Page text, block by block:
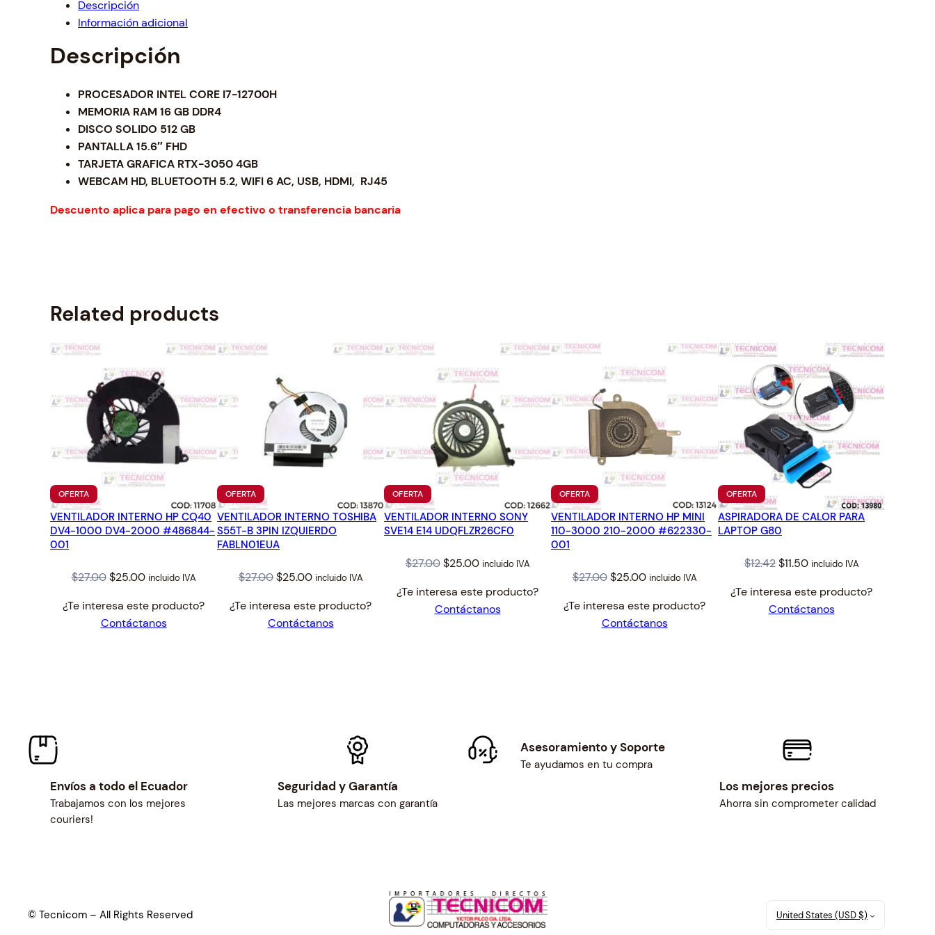
Descripción
Información adicional
Descripción
PROCESADOR INTEL CORE I7-12700H
MEMORIA RAM 16 GB DDR4
DISCO SOLIDO 512 GB
PANTALLA 15.6″ FHD
TARJETA GRAFICA RTX-3050 4GB
WEBCAM HD, BLUETOOTH 5.2, WIFI 6 AC, USB, HDMI, RJ45
Descuento aplica para pago en efectivo o transferencia bancaria
Related products
OFERTAPRODUCTO
EN
OFERTA
VENTILADOR INTERNO HP CQ40
DV4-1000 DV4-2000 #486844-
001
$27.00 Original
was:
$27.00.
$25.00Current
is:
$25.00.
incluido IVA
¿Te interesa este producto?
Contáctanos
OFERTAPRODUCTO
EN
OFERTA
VENTILADOR INTERNO TOSHIBA
S55T-B 3PIN IZQUIERDO
FABLN01EUA
$27.00 Original
was:
$27.00.
$25.00Current
is:
$25.00.
incluido IVA
¿Te interesa este producto?
Contáctanos
OFERTAPRODUCTO
EN
OFERTA
VENTILADOR INTERNO SONY
SVE14 E14 UDQFLZR26CF0
$27.00 Original
was:
$27.00.
$25.00Current
is:
$25.00.
incluido IVA
¿Te interesa este producto?
Contáctanos
OFERTAPRODUCTO
EN
OFERTA
VENTILADOR INTERNO HP MINI
110-3000 210-2000 #622330-
001
$27.00 Original
was:
$27.00.
$25.00Current
is:
$25.00.
incluido IVA
¿Te interesa este producto?
Contáctanos
OFERTAPRODUCTO
EN
OFERTA
ASPIRADORA DE CALOR PARA
LAPTOP G80
$12.42 Original
was:
$12.42.
$11.50Current
is:
$11.50.
incluido IVA
¿Te interesa este producto?
Contáctanos
Envíos a todo el Ecuador
Trabajamos con los mejores
couriers!
Seguridad y Garantía
Las mejores marcas con garantía
Asesoramiento y Soporte
Te ayudamos en tu compra
Los mejores precios
Ahorra sin comprometer calidad
© Tecnicom – All Rights Reserved United States (USD $)